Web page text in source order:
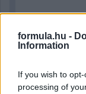
formula.hu -
Information
If you wish to
processing of